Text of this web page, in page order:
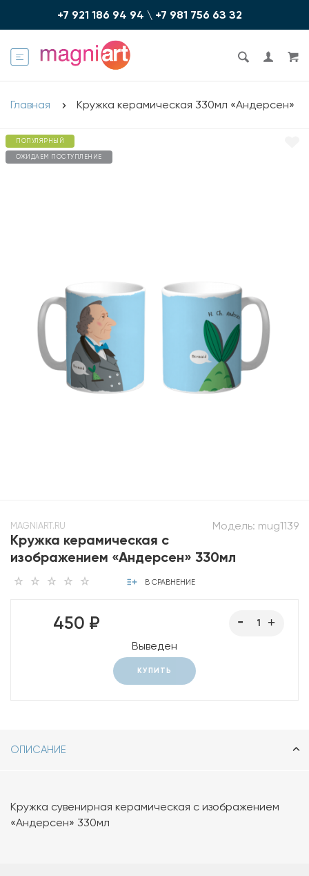
+7 921 186 94 94 \ +7 981 756 6З З2
Главная Кружка керамическая 330мл «Андерсен»
ПОПУЛЯРНЫЙ
ОЖИДАЕМ ПОСТУПЛЕНИЕ
Модель: mug1139
MAGNIART.RU
Кружка керамическая с
изображением «Андерсен» 330мл
В СРАВНЕНИЕ
450 ₽
Выведен
КУПИТЬ
ОПИСАНИЕ
Кружка сувенирная керамическая с изображением
«Андерсен» 330мл